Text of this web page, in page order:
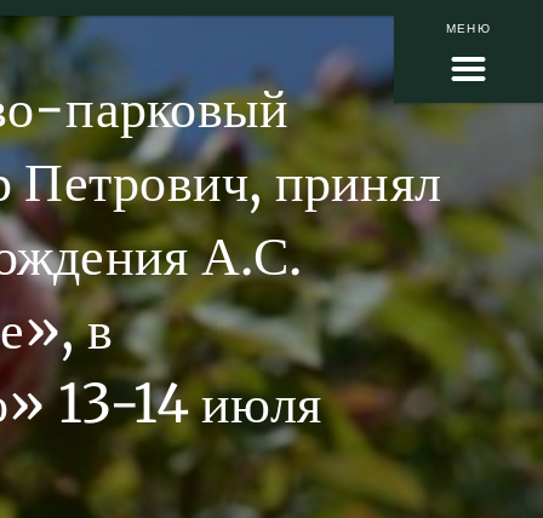
МЕНЮ
парковый
Петрович, принял
А.С.
в
13-14 июля